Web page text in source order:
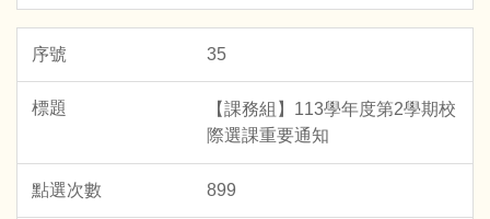
35
【課務組】113學年度第2學期校
際選課重要通知
899